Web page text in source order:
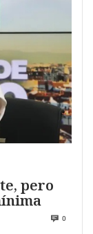
pero
0